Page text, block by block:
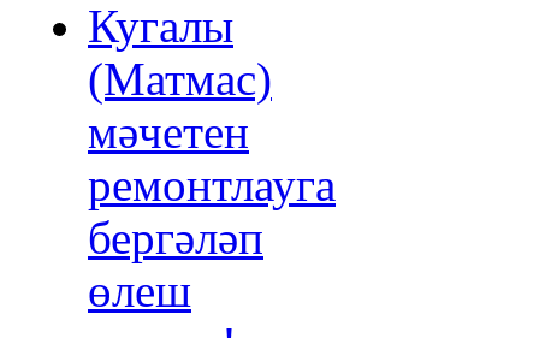
Кугалы
(Матмас)
мәчетен
ремонтлауга
бергәләп
өлеш